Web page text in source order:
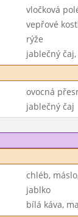
vločková
vepřové
rýže
jablečný čaj,
ovocná
jablečný čaj
chléb,
jablko
bílá káva,